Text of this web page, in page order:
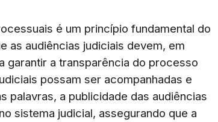
é um princípio fundamental do
as audiências judiciais devem, em
garantir a transparência do processo
possam ser acompanhadas e
palavras, a publicidade das audiências
sistema judicial, assegurando que a